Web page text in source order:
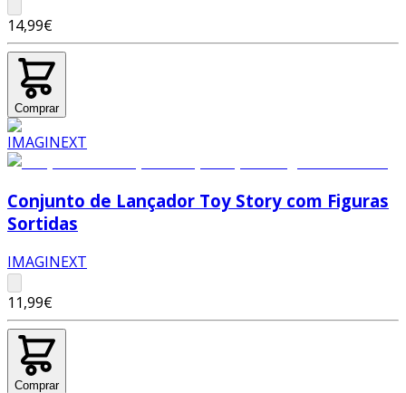
14,99€
Comprar
Conjunto de Lançador Toy Story com Figuras
Sortidas
IMAGINEXT
11,99€
Comprar